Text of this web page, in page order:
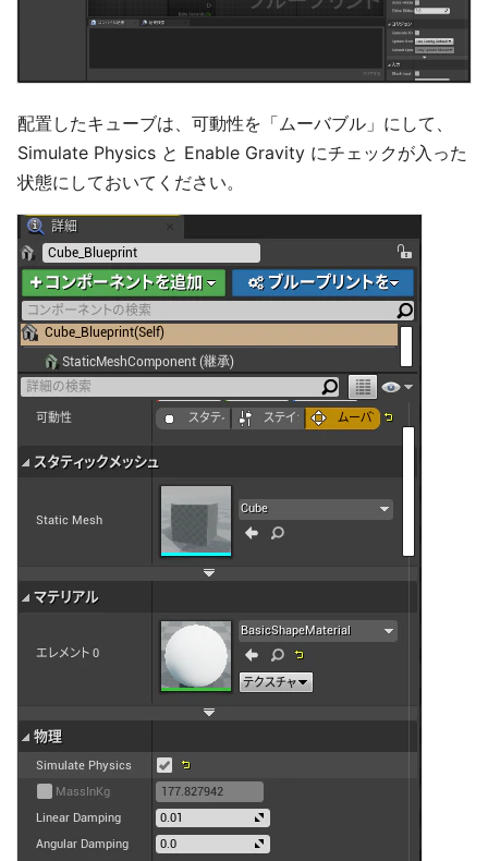
配置したキューブは、可動性を「ムーバブル」にして、
Simulate Physics と Enable Gravity にチェックが入った
状態にしておいてください。